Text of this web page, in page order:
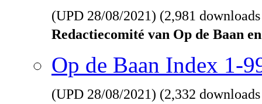
(UPD 28/08/2021) (2,981
Redactiecomité van Op de Baan
Op de Baan Index 1-
(UPD 28/08/2021) (2,332